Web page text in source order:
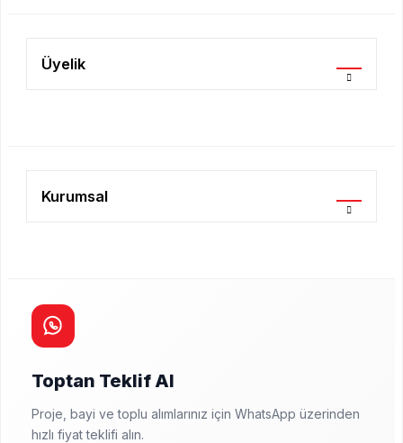
Üyelik
Kurumsal
Toptan Teklif Al
Proje, bayi ve toplu alımlarınız için WhatsApp üzerinden
hızlı fiyat teklifi alın.